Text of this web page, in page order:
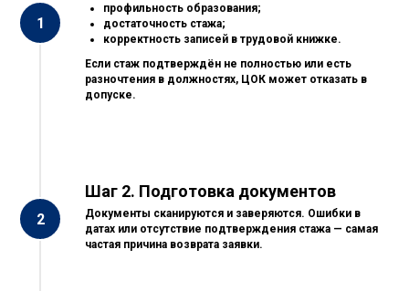
профильность образования;
достаточность стажа;
корректность записей в трудовой книжке.
Если стаж подтверждён не полностью или есть
разночтения в должностях, ЦОК может отказать в
допуске.
Шаг 2. Подготовка документов
Документы сканируются и заверяются. Ошибки в
датах или отсутствие подтверждения стажа — самая
частая причина возврата заявки.